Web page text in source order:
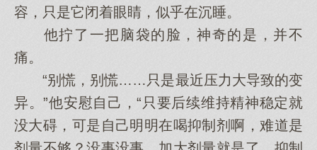
容，只是它闭着眼睛，似乎在沉睡。
他拧了一把脑袋的脸，神奇的是，并不
痛。
“别慌，别慌……只是最近压力大导致的变
异。”他安慰自己，“只要后续维持精神稳定就
没大碍，可是自己明明在喝抑制剂啊，难道是